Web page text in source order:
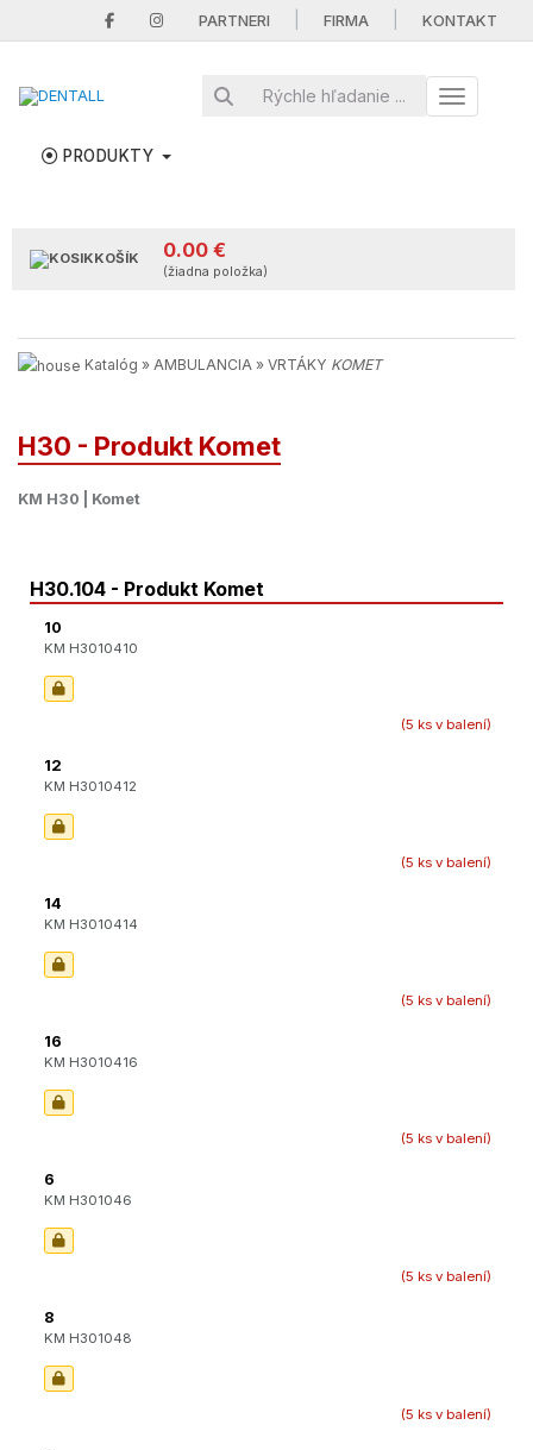
PARTNERI FIRMA KONTAKT
Toggle
PRODUKTY
KOŠÍK 0.00 €
(žiadna položka)
Katalóg » AMBULANCIA » VRTÁKY KOMET
H30 - Produkt Komet
KM H30 | Komet
H30.104 - Produkt Komet
10
KM H3010410
(5 ks v balení)
12
KM H3010412
(5 ks v balení)
14
KM H3010414
(5 ks v balení)
16
KM H3010416
(5 ks v balení)
6
KM H301046
(5 ks v balení)
8
KM H301048
(5 ks v balení)